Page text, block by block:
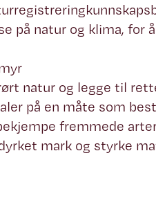
på natur og klima, for
natur og legge til
på en måte som
fremmede
mark og styrke